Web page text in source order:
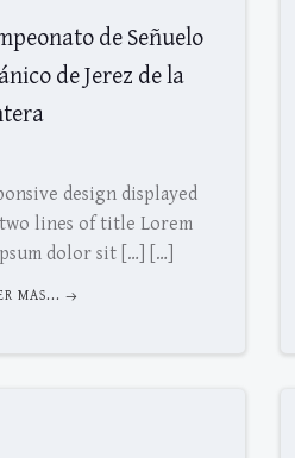
de Señuelo
de Jerez de la
design displayed
lines of title Lorem
dolor sit […] […]
MAS...